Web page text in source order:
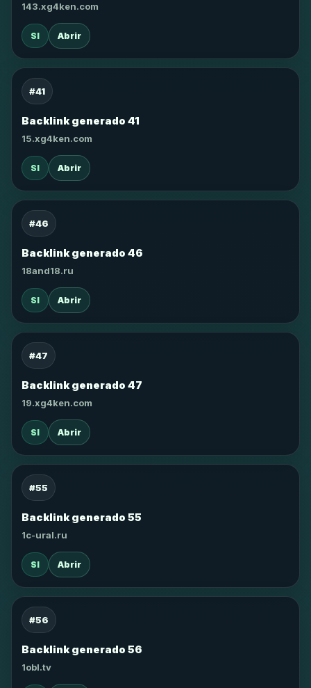
143.xg4ken.com
SI Abrir
#41
Backlink generado 41
15.xg4ken.com
SI Abrir
#46
Backlink generado 46
18and18.ru
SI Abrir
#47
Backlink generado 47
19.xg4ken.com
SI Abrir
#55
Backlink generado 55
1c-ural.ru
SI Abrir
#56
Backlink generado 56
1obl.tv